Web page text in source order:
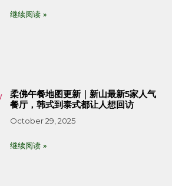
继续阅读 »
柔佛午餐地图更新｜新山最新5家人气
餐厅，韩式到泰式都让人想回访
October 29, 2025
继续阅读 »